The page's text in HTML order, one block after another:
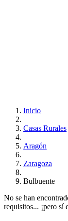
Inicio
Casas Rurales
Aragón
Zaragoza
Bulbuente
No se han
requisitos... ¡pero sí